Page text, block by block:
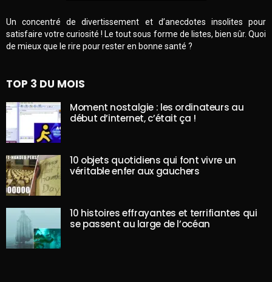
Un concentré de divertissement et d’anecdotes insolites pour
satisfaire votre curiosité ! Le tout sous forme de listes, bien sûr. Quoi
de mieux que le rire pour rester en bonne santé ?
TOP 3 DU MOIS
Moment nostalgie : les ordinateurs au
début d’internet, c’était ça !
10 objets quotidiens qui font vivre un
véritable enfer aux gauchers
10 histoires effrayantes et terrifiantes qui
se passent au large de l’océan